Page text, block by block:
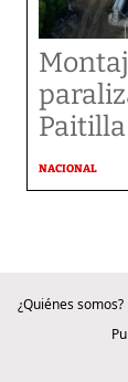
NACIONAL
¿Quiénes somos?